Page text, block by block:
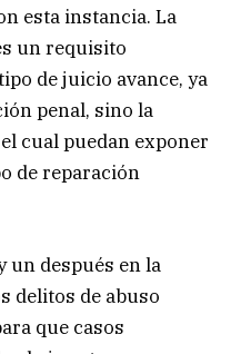
esta instancia. La
un requisito
de juicio avance, ya
penal, sino la
cual puedan exponer
de reparación
un después en la
delitos de abuso
que casos